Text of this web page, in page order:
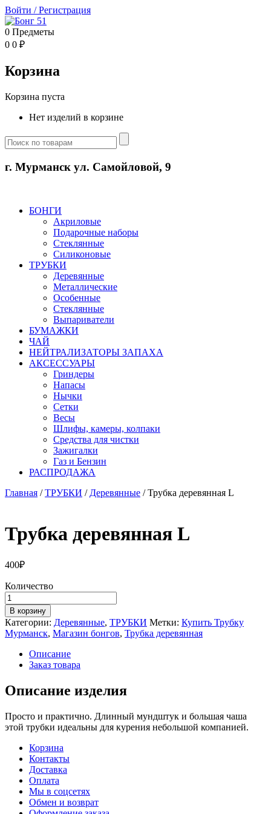
Войти /Регистрация
0 Предметы
0 0 ₽
Корзина
Корзина пуста
Нет изделий в корзине
г. Мурманск ул. Самойловой, 9
БОНГИ
Акриловые
Подарочные наборы
Стеклянные
Силиконовые
ТРУБКИ
Деревянные
Металлические
Особенные
Стеклянные
Выпариватели
БУМАЖКИ
ЧАЙ
НЕЙТРАЛИЗАТОРЫ ЗАПАХА
АКСЕССУАРЫ
Гриндеры
Напасы
Нычки
Сетки
Весы
Шлифы, камеры, колпаки
Средства для чистки
Зажигалки
Газ и Бензин
РАСПРОДАЖА
Главная /ТРУБКИ / Деревянные / Трубка деревянная L
Трубка деревянная L
400₽
Количество
Количество
товара
Трубка
деревянная
L
В корзину
Категории: Деревянные, ТРУБКИ Метки: Купить Трубку
Мурманск, Магазин бонгов, Трубка деревянная
Описание
Заказ товара
Описание изделия
Просто и практично. Длинный мундштук и большая чаша
этой трубки идеальны для курения небольшой компанией.
Корзина
Контакты
Доставка
Оплата
Мы в соцсетях
Обмен и возврат